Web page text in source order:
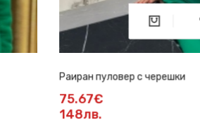
Раиран пуловер с черешки